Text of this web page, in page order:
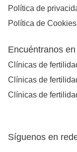
Política de
Política de Cookies
Encuéntranos en
Clínicas de
Clínicas de
Clínicas de
Síguenos en